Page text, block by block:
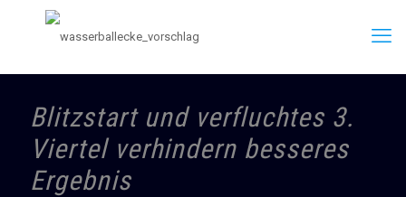
Blitzstart und verfluchtes 3.
Viertel verhindern besseres
Ergebnis